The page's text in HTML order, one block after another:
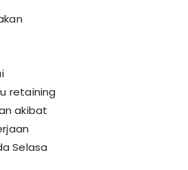
retaining
akibat
Selasa